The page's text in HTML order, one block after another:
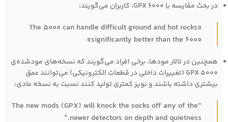
در بحث مقایسه با GPX 6000، کاربران می‌گویند:
«The 5000 can handle difficult ground and hot rocks
significantly better than the 6000»
همچنین در تالار مودها، برخی افراد می‌گویند که نسخه‌های مودشده‌ی
GPX 5000 (تغییرات داخلی در قطعات الکترونیکی) می‌توانند عمق
بیشتری داشته باشند و نویز کمتری تولید کنند نسبت به نسخه عادی:
“The new mods (GPX) will knock the socks off any of the
newer detectors on depth and quietness.”